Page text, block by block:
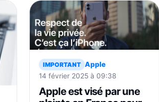
IMPORTANT Apple
14 février 2025 à 09:38
Apple est visé par une